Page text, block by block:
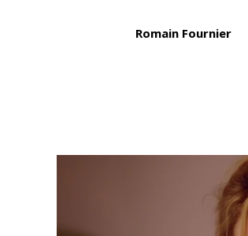
Romain Fournier